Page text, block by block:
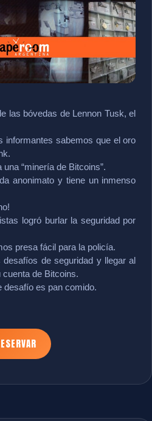
las bóvedas de Lennon Tusk, el
informantes sabemos que el oro
“minería de Bitcoins”.
anonimato y tiene un inmenso
logró burlar la seguridad por
presa fácil para la policía.
de seguridad y llegar al
cuenta de Bitcoins.
desafío es pan comido.